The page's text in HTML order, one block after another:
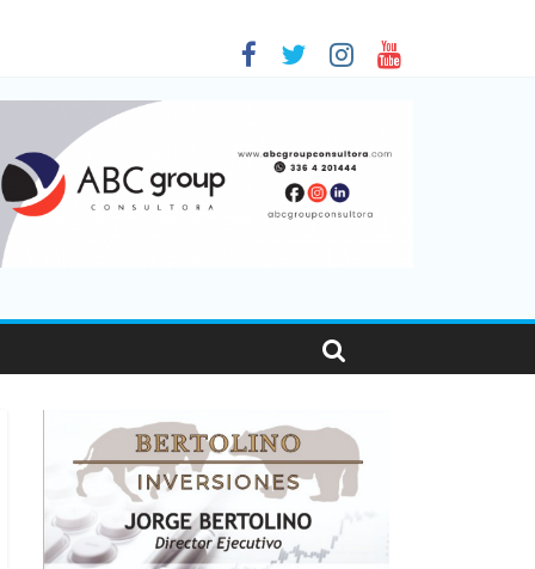
viajaron por el país, un 5,9% más que en 2025